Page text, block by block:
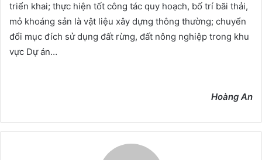
triển khai; thực hiện tốt công tác quy hoạch, bố trí bãi thải,
mỏ khoáng sản là vật liệu xây dựng thông thường; chuyển
đổi mục đích sử dụng đất rừng, đất nông nghiệp trong khu
vực Dự án…
Hoàng An